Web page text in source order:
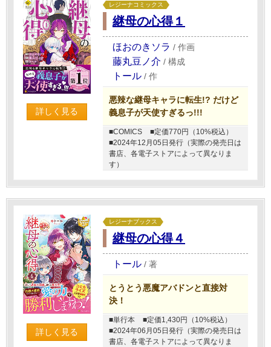
詳しく見る
レジーナコミックス
継母の心得１
ほおのきソラ / 作画
藤丸豆ノ介 / 構成
トール / 作
悪辣な継母キャラに転生!? だけど
義息子が天使すぎるっ!!!
■COMICS
■定価770円（10%税込）
■2024年12月05日発行（実際の発売日は
書店、各電子ストアによって異なりま
す）
詳しく見る
レジーナブックス
継母の心得４
トール / 著
とうとう悪魔アバドンと直接対
決！
■単行本
■定価1,430円（10%税込）
■2024年06月05日発行（実際の発売日は
書店、各電子ストアによって異なりま